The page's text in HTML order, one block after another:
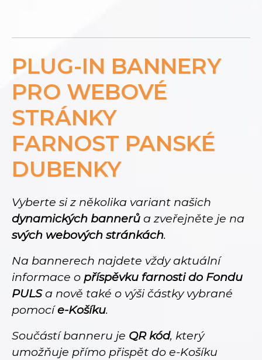
PLUG-IN BANNERY
PRO WEBOVÉ
STRÁNKY
FARNOST PANSKÉ
DUBENKY
Vyberte si z několika variant našich
dynamických bannerů a zveřejněte je na
svých webových stránkách.
Na bannerech najdete vždy aktuální
informace o příspěvku farnosti do Fondu
PULSa nově také o výši částky vybrané
pomocíe-Košíku.
Součástí banneru je QR kód, který
umožňuje přímo přispět do e-Košíku